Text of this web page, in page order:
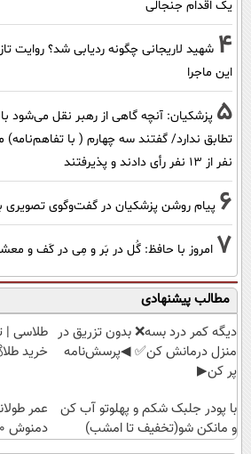
یک اقدام جنجالی
4 شهید لاریجانی چگونه ردیابی شد؟ روایت
این ماجرا
5 پزشکیان‌: آنچه گاهی از رهبر نقل
نفر از 13 نفر رأی دادند و پذیرفتند
6 پیام روشن پزشکیان در گفت‌و‌گوی تصویری
7 امروز با حافظ: گُل در بَر و مِی در کَف و
مطالب پیشنهادی
دیگه کمر درد بسه❌ بدون تزریق در
منزل درمانش کن✅ ◀پرسش‌نامه
پر کن▶
خرید
با پودر جلبک شکم و پهلوتو آب کن
و مانکن شو(تخفیف تا امشب)
عمر
دمنوش ۱۰ گیاه!(۵۵% تخفیف)